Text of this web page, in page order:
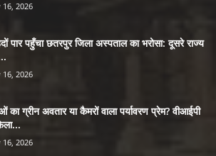
16, 2026
पार पहुँचा छतरपुर जिला अस्पताल का भरोसा: दूसरे राज्य
16, 2026
का ग्रीन अवतार या कैमरों वाला पर्यावरण प्रेम? वीआईपी
16, 2026